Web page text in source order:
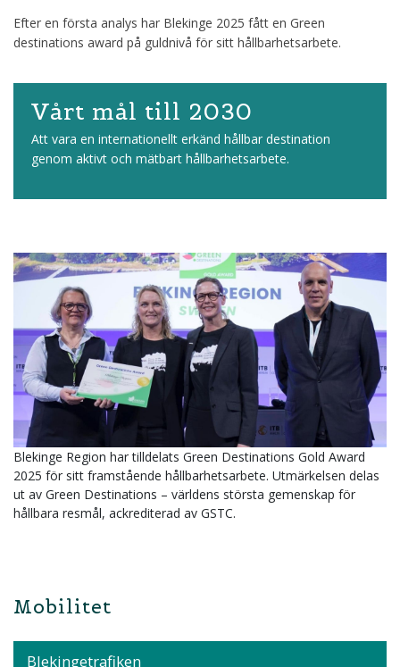
Efter en första analys har Blekinge 2025 fått en Green
destinations award på guldnivå för sitt hållbarhetsarbete.
Vårt mål till 2030
Att vara en internationellt erkänd hållbar destination
genom aktivt och mätbart hållbarhetsarbete.
Blekinge Region har tilldelats Green Destinations Gold Award
2025 för sitt framstående hållbarhetsarbete. Utmärkelsen delas
ut av Green Destinations – världens största gemenskap för
hållbara resmål, ackrediterad av GSTC.
Mobilitet
Blekingetrafiken